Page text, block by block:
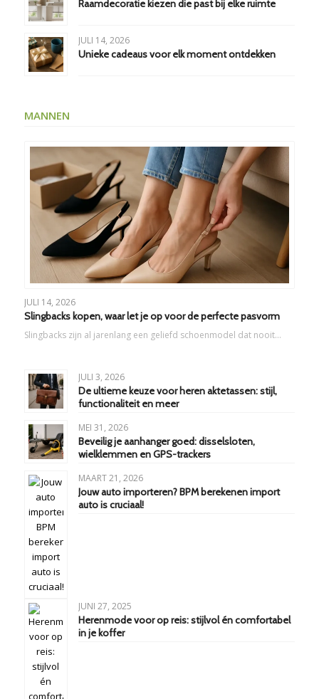
Raamdecoratie kiezen die past bij elke ruimte
JULI 14, 2026
Unieke cadeaus voor elk moment ontdekken
MANNEN
JULI 14, 2026
Slingbacks kopen, waar let je op voor de perfecte pasvorm
Slingbacks zijn al jarenlang een geliefd schoenmodel dat nooit…
JULI 3, 2026
De ultieme keuze voor heren aktetassen: stijl,
functionaliteit en meer
MEI 31, 2026
Beveilig je aanhanger goed: disselsloten,
wielklemmen en GPS-trackers
MAART 21, 2026
Jouw auto importeren? BPM berekenen import
auto is cruciaal!
JUNI 27, 2025
Herenmode voor op reis: stijlvol én comfortabel
in je koffer